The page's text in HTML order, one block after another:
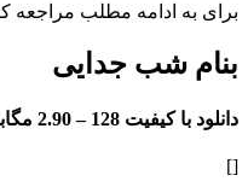
ادامه مطلب مراجعه کنید …
شب جدایی
128 – 2.90 مگابایت